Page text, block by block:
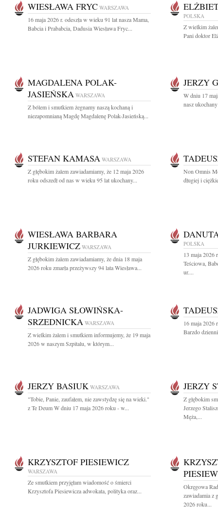
WIESŁAWA FRYC WARSZAWA
16 maja 2026 r. odeszła w wieku 91 lat nasza Mama,
Babcia i Prababcia, Dadusia Wiesława Fryc...
POLSKA
Z wielkim
Pani doktor
MAGDALENA POLAK-
JASIEŃSKA WARSZAWA
Z bólem i smutkiem żegnamy naszą kochaną i
niezapomnianą Magdę Magdalenę Polak-Jasieńską...
JERZY
W dniu 17
nasz
STEFAN KAMASA WARSZAWA
Z głębokim żalem zawiadamiamy, że 12 maja 2026
roku odszedł od nas w wieku 95 lat ukochany...
Non Omnis
długiej i
WIESŁAWA BARBARA
JURKIEWICZ WARSZAWA
Z głębokim żalem zawiadamiamy, że dnia 18 maja
2026 roku zmarła przeżywszy 94 lata Wiesława...
POLSKA
13 maja 2026
Teściowa,
ur....
JADWIGA SŁOWIŃSKA-
SRZEDNICKA WARSZAWA
Z wielkim żalem i smutkiem informujemy, że 19 maja
2026 w naszym Szpitalu, w którym...
16 maja 2026
Barzdo
JERZY BASIUK WARSZAWA
"Tobie, Panie, zaufałem, nie zawstydzę się na wieki."
z Te Deum W dniu 17 maja 2026 roku - w...
JERZY
Z głębokim
Jerzego
Męża,...
KRZYSZTOF PIESIEWICZ
WARSZAWA
Ze smutkiem przyjęłam wiadomość o śmierci
Krzysztofa Piesiewicza adwokata, polityka oraz...
Okręgowa
zawiadamia z
2026 roku...